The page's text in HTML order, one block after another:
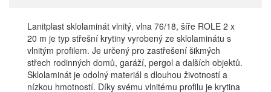
Lanitplast sklolaminát vlnitý, vlna 76/18, šíře ROLE 2 x
20 m je typ střešní krytiny vyrobený ze sklolaminátu s
vlnitým profilem. Je určený pro zastřešení šikmých
střech rodinných domů, garáží, pergol a dalších objektů.
Sklolaminát je odolný materiál s dlouhou životností a
nízkou hmotností. Díky svému vlnitému profilu je krytina